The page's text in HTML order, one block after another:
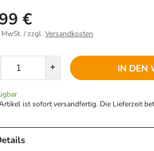
€
/ zzgl. Versandkosten
+ IN DEN
ist sofort versandfertig. Die Lieferzeit